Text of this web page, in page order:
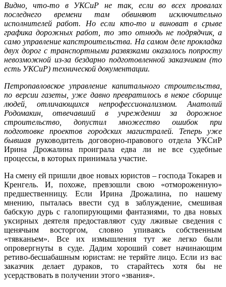
Видно, что-то в УКСиР не так, если во всех провалах
последнего времени там обвиняют исключительно
исполнителей работ. Но если кто-то и виноват в срыве
графика дорожных работ, то это отнюдь не подрядчик, а
само управление капстроительства. На самом деле прокладка
двух дорог с транспортными развязками оказалось попросту
невозможной из-за бездарно подготовленной заказчиком (то
есть УКСиР) технической документации.
Петропавловское управление капитального строительства,
по версии газеты, уже давно превратилось в некое сборище
людей, отличающихся непрофессионализмом. Анатолий
Родомакин, отвечавший в учреждении за дорожное
строительство, допустил множество ошибок при
подготовке проектов городских магистралей. Теперь уже
бывшая руководитель договорно-правового отдела УКСиР
Ирина Дрожалина проиграла едва ли не все судебные
процессы, в которых принимала участие.
На смену ей пришли двое новых юристов – господа Токарев и
Кренгель. И, похоже, превзошли свою «отмороженную»
предшественницу. Если Ирина Дрожалина, по нашему
мнению, пыталась ввести суд в заблуждение, смешивая
бабскую дурь с галопирующими фантазиями, то два новых
уксирных деятеля предоставляют суду лживые сведения с
щенячьим восторгом, словно упиваясь собственным
«тявканьем». Все их измышления тут же легко были
опровергнуты в суде. Дадим хороший совет начинающим
ретиво-бесшабашным юристам: не теряйте лицо. Если из вас
заказчик делает дураков, то старайтесь хотя бы не
усердствовать в получении этого «звания».